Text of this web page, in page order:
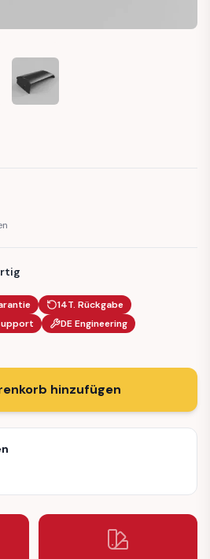
CAP LEFT TRIM WING FENDER
S3 8L PLASTI CAP LEFT TRIM WING
AUDI A3 S3 8L PLASTI CAP LEFT
14T. Rückgabe
DE Engineering
hinzufügen